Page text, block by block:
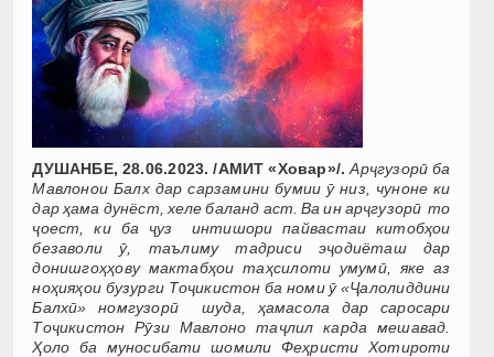
ДУШАНБЕ, 28.06.2023. /АМИТ «Ховар»/. Арҷгузорӣ ба
Мавлонои Балх дар сарзамини бумии ӯ низ, чуноне ки
дар ҳама дунёст, хеле баланд аст. Ва ин арҷгузорӣ то
ҷоест, ки ба ҷуз интишори пайвастаи китобҳои
безаволи ӯ, таълиму тадриси эҷодиёташ дар
донишгоҳҳову мактабҳои таҳсилоти умумӣ, яке аз
ноҳияҳои бузурги Тоҷикистон ба номи ӯ «Ҷалолиддини
Балхӣ» номгузорӣ шуда, ҳамасола дар саросари
Тоҷикистон Рӯзи Мавлоно таҷлил карда мешавад.
Ҳоло ба муносибати шомили Феҳристи Хотироти